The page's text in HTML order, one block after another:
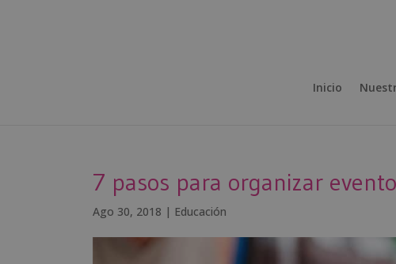
Inicio
7 pasos para organizar
Ago 30, 2018 | Educación